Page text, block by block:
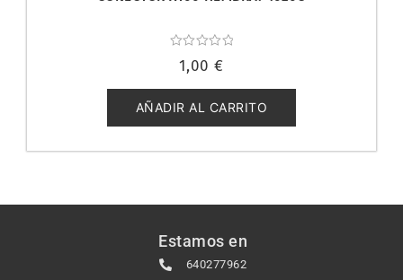
con
de
5
1,00 €
AÑADIR AL CARRITO
Estamos en
640277962